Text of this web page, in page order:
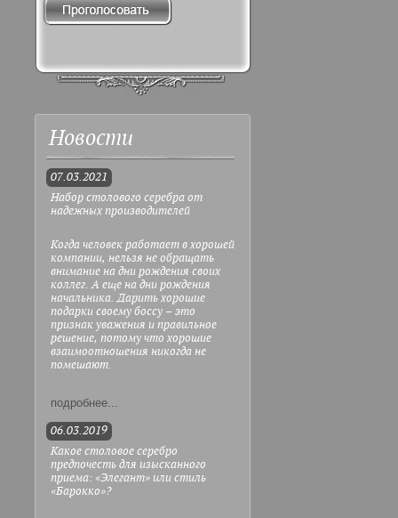
Новости
07.03.2021
Набор столового серебра от
надежных производителей
Когда человек работает в хорошей
компании, нельзя не обращать
внимание на дни рождения своих
коллег. А еще на дни рождения
начальника. Дарить хорошие
подарки своему боссу – это
признак уважения и правильное
решение, потому что хорошие
взаимоотношения никогда не
помешают.
подробнее...
06.03.2019
Какое столовое серебро
предпочесть для изысканного
приема: «Элегант» или стиль
«Барокко»?